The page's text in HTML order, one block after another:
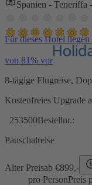
Spanien - Teneriffa
Für dieses Hotel
von 81% vor
8-tägige Flugreise,
Kostenfreies Upgrade
253500Bestellnr.:
Pauschalreise
Alter Preisab €899,-
pro PersonPreis